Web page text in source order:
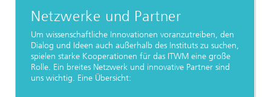
Netzwerke und Partner
Um wissenschaftliche Innovationen voranzutreiben, den
Dialog und Ideen auch außerhalb des Instituts zu suchen,
spielen starke Kooperationen für das ITWM eine große
Rolle. Ein breites Netzwerk und innovative Partner sind
uns wichtig. Eine Übersicht: